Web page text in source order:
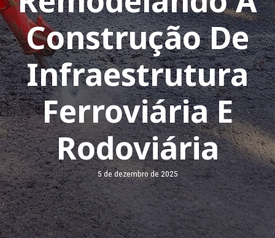
Construção De
Infraestrutura
Ferroviária E
Rodoviária
5 de dezembro de 2025